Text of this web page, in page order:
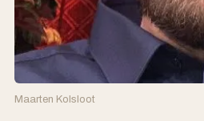
Maarten Kolsloot